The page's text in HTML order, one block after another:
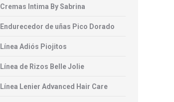
Cremas Intima By Sabrina
Endurecedor de uñas Pico Dorado
Línea Adiós Piojitos
Línea de Rizos Belle Jolie
Línea Lenier Advanced Hair Care